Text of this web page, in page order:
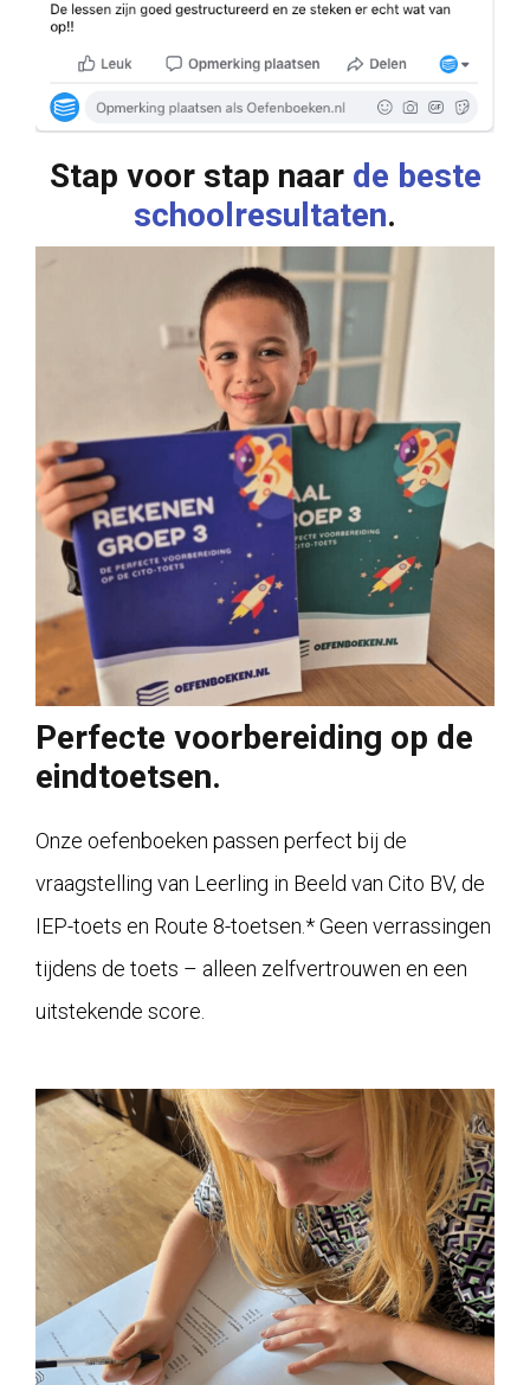
Stap voor stap naar de beste
schoolresultaten.
Perfecte voorbereiding op de
eindtoetsen.
Onze oefenboeken passen perfect bij de
vraagstelling van Leerling in Beeld van Cito BV, de
IEP-toets en Route 8-toetsen.* Geen verrassingen
tijdens de toets – alleen zelfvertrouwen en een
uitstekende score.